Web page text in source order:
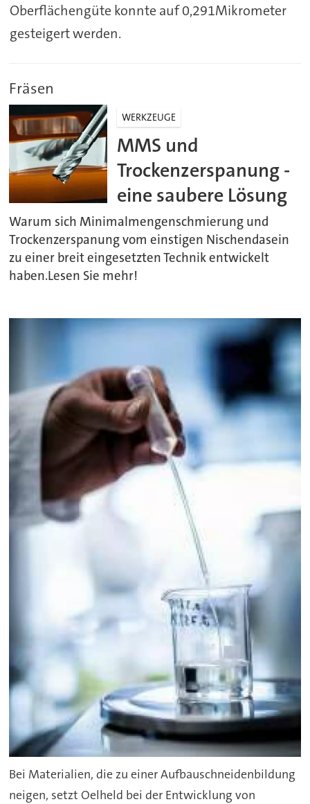
Oberflächengüte konnte auf 0,291Mikrometer
gesteigert werden.
Fräsen
WERKZEUGE
MMS und
Trockenzerspanung -
eine saubere Lösung
Warum sich Minimalmengenschmierung und
Trockenzerspanung vom einstigen Nischendasein
zu einer breit eingesetzten Technik entwickelt
haben.Lesen Sie mehr!
Bei Materialien, die zu einer Aufbauschneidenbildung
neigen, setzt Oelheld bei der Entwicklung von